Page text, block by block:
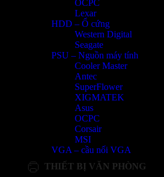
OCPC
Lexar
HDD – Ổ cứng
Western Digital
Seagate
PSU – Nguồn máy tính
Cooler Master
Antec
SuperFlower
XIGMATEK
Asus
OCPC
Corsair
MSI
VGA – cầu nối VGA
THIẾT BỊ VĂN PHÒNG